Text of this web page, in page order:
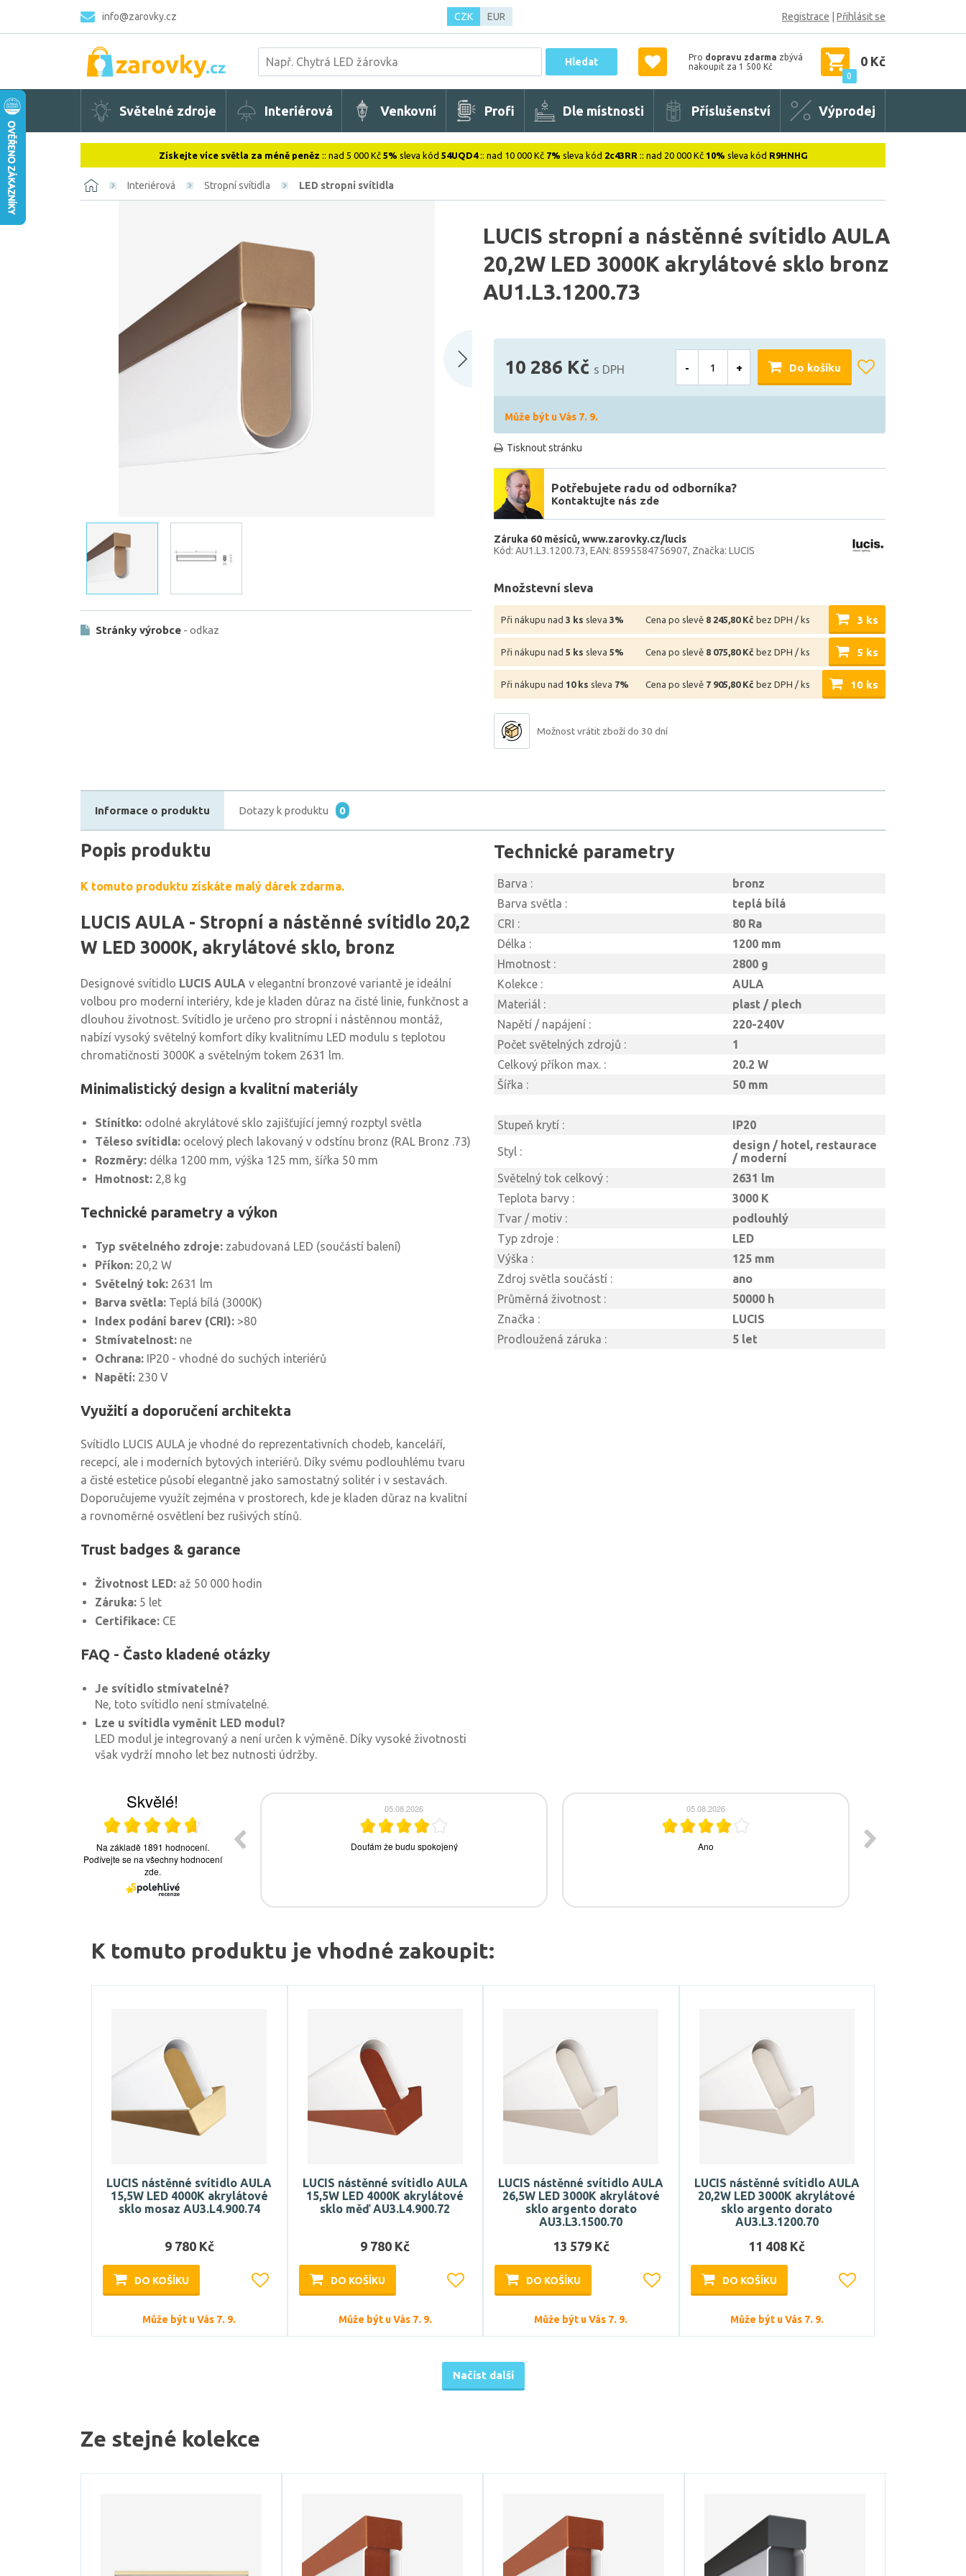
info@zarovky.cz CZK EUR Registrace Přihlásit se
Hledat Pro dopravu zdarma zbývá
nakoupit za 1 500 Kč
0
0 Kč
Světelné zdroje Interiérová Venkovní Profi Dle místnosti Příslušenství Výprodej
Získejte více světla za méně peněz :: nad 5 000 Kč 5% sleva kód 54UQD4:: nad 10 000 Kč 7% sleva kód 2c43RR :: nad 20 000 Kč 10% sleva kód R9HNHG
Interiérová Stropní svítidla LED stropní svítidla
LUCIS stropní a nástěnné svítidlo AULA
20,2W LED 3000K akrylátové sklo bronz
AU1.L3.1200.73
Stránky výrobce - odkaz
10 286 Kč s DPH - + Do košíku
Může být u Vás 7. 9.
Tisknout stránku
Potřebujete radu od odborníka?
Kontaktujte nás zde
Záruka 60 měsíců www.zarovky.cz/lucis
Kód: AU1.L3.1200.73 EAN: 8595584756907 Značka: LUCIS
Množstevní sleva
Při nákupu nad 3 ks sleva 3% Cena po slevě 8 245,80 Kč bez DPH / ks 3 ks
Při nákupu nad 5 ks sleva 5% Cena po slevě 8 075,80 Kč bez DPH / ks 5 ks
Při nákupu nad 10 ks sleva 7% Cena po slevě 7 905,80 Kč bez DPH / ks 10 ks
Možnost vrátit zboží do 30 dní
Informace o produktu Dotazy k produktu 0
Popis produktu
K tomuto produktu získáte malý dárek zdarma.
LUCIS AULA - Stropní a nástěnné svítidlo 20,2
W LED 3000K, akrylátové sklo, bronz
Designové svítidlo LUCIS AULA v elegantní bronzové variantě je ideální
volbou pro moderní interiéry, kde je kladen důraz na čisté linie, funkčnost a
dlouhou životnost. Svítidlo je určeno pro stropní i nástěnnou montáž,
nabízí vysoký světelný komfort díky kvalitnímu LED modulu s teplotou
chromatičnosti 3000K a světelným tokem 2631 lm.
Minimalistický design a kvalitní materiály
Stínítko: odolné akrylátové sklo zajišťující jemný rozptyl světla
Těleso svítidla: ocelový plech lakovaný v odstínu bronz (RAL Bronz .73)
Rozměry: délka 1200 mm, výška 125 mm, šířka 50 mm
Hmotnost: 2,8 kg
Technické parametry a výkon
Typ světelného zdroje: zabudovaná LED (součástí balení)
Příkon: 20,2 W
Světelný tok: 2631 lm
Barva světla: Teplá bílá (3000K)
Index podání barev (CRI): >80
Stmívatelnost: ne
Ochrana: IP20 - vhodné do suchých interiérů
Napětí: 230 V
Využití a doporučení architekta
Svítidlo LUCIS AULA je vhodné do reprezentativních chodeb, kanceláří,
recepcí, ale i moderních bytových interiérů. Díky svému podlouhlému tvaru
a čisté estetice působí elegantně jako samostatný solitér i v sestavách.
Doporučujeme využít zejména v prostorech, kde je kladen důraz na kvalitní
a rovnoměrné osvětlení bez rušivých stínů.
Trust badges & garance
Životnost LED: až 50 000 hodin
Záruka: 5 let
Certifikace: CE
FAQ - Často kladené otázky
Je svítidlo stmívatelné?
Ne, toto svítidlo není stmívatelné.
Lze u svítidla vyměnit LED modul?
LED modul je integrovaný a není určen k výměně. Díky vysoké životnosti
však vydrží mnoho let bez nutnosti údržby.
Technické parametry
Barva :
bronz
Barva světla :
teplá bílá
CRI :
80 Ra
Délka :
1200 mm
Hmotnost :
2800 g
Kolekce :
AULA
Materiál :
plast / plech
Napětí / napájení :
220-240V
Počet světelných zdrojů :
1
Celkový příkon max. :
20.2 W
Šířka :
50 mm
Stupeň krytí : IP20
Styl :
design / hotel, restaurace
/ moderní
Světelný tok celkový :
2631 lm
Teplota barvy :
3000 K
Tvar / motiv :
podlouhlý
Typ zdroje :
LED
Výška :
125 mm
Zdroj světla součástí :
ano
Průměrná životnost :
50000 h
Značka :
LUCIS
Prodloužená záruka :
5 let
K tomuto produktu je vhodné zakoupit:
LUCIS nástěnné svítidlo AULA
15,5W LED 4000K akrylátové
sklo mosaz AU3.L4.900.74
9 780 Kč
DO KOŠÍKU
Může být u Vás 7. 9.
LUCIS nástěnné svítidlo AULA
15,5W LED 4000K akrylátové
sklo měď AU3.L4.900.72
9 780 Kč
DO KOŠÍKU
Může být u Vás 7. 9.
LUCIS nástěnné svítidlo AULA
26,5W LED 3000K akrylátové
sklo argento dorato
AU3.L3.1500.70
13 579 Kč
DO KOŠÍKU
Může být u Vás 7. 9.
LUCIS nástěnné svítidlo AULA
20,2W LED 3000K akrylátové
sklo argento dorato
AU3.L3.1200.70
11 408 Kč
DO KOŠÍKU
Může být u Vás 7. 9.
Načíst další
Ze stejné kolekce